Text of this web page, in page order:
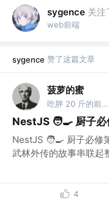
sygence 关注
web前端
sygence 赞了这篇文章
菠萝的蜜
吃胖 20 斤的前端仔 @互联网某厂
NestJS 🧑‍🍳 厨子
NestJS 🧑‍🍳 厨子必修
武林外传的故事串联起
4